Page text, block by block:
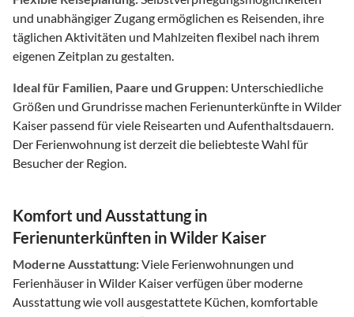
und unabhängiger Zugang ermöglichen es Reisenden, ihre
täglichen Aktivitäten und Mahlzeiten flexibel nach ihrem
eigenen Zeitplan zu gestalten.
Ideal für Familien, Paare und Gruppen: Unterschiedliche
Größen und Grundrisse machen Ferienunterkünfte in Wilder
Kaiser passend für viele Reisearten und Aufenthaltsdauern.
Der Ferienwohnung ist derzeit die beliebteste Wahl für
Besucher der Region.
Komfort und Ausstattung in
Ferienunterkünften in Wilder Kaiser
Moderne Ausstattung:Viele Ferienwohnungen und
Ferienhäuser in Wilder Kaiser verfügen über moderne
Ausstattung wie voll ausgestattete Küchen, komfortable